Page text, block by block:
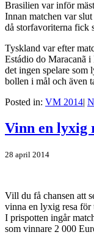
Brasilien var inför
Innan matchen var
då storfavoriterna fick
Tyskland var efter
Estádio do Maracanã
det ingen spelare
bollen i mål och även
Posted in: VM 2014|
Vinn en lyxig
28 april 2014
Vill du få chansen att
vinna en lyxig resa för
I prispotten ingår
som vinnare 2 000